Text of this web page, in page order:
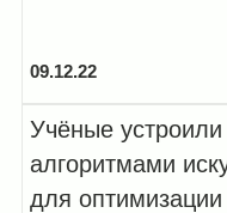
09.12.22
Учёные
алгоритмами
для